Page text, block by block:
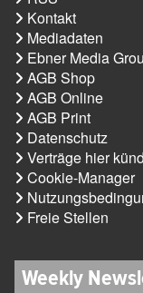
Kontakt
Mediadaten
Ebner Media
AGB Shop
AGB Online
AGB Print
Datenschutz
Verträge hier
Cookie-Manager
Freie Stellen
Weekly